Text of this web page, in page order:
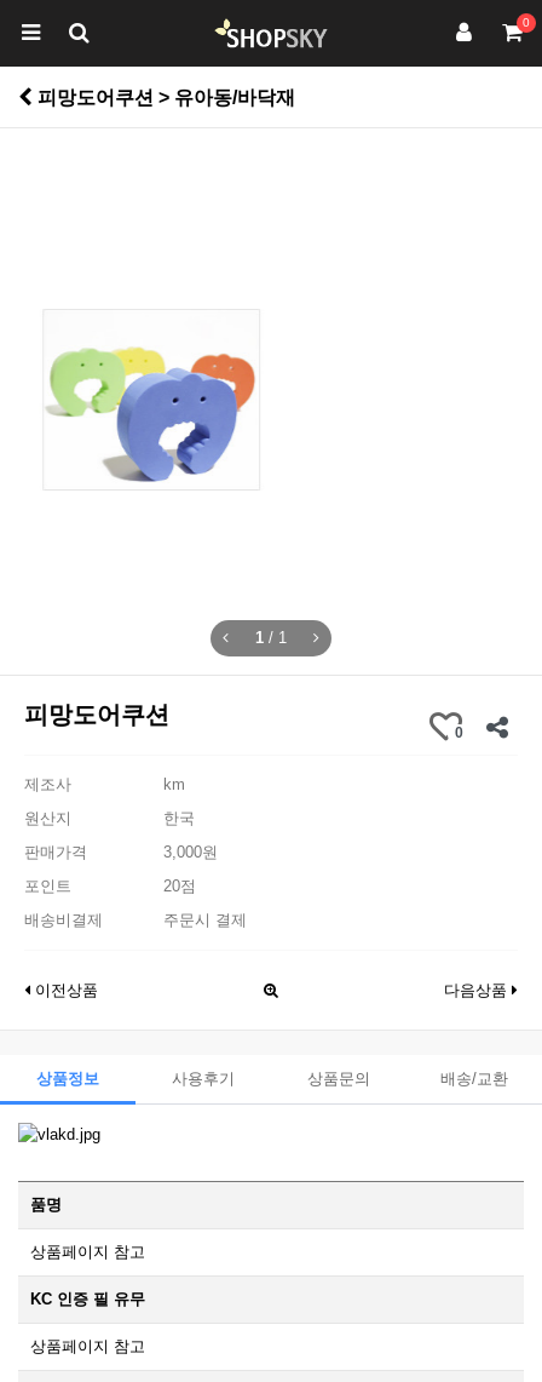
0
피망도어쿠션 > 유아동/바닥재
1 / 1
피망도어쿠션
0
제조사
km
원산지
한국
판매가격
3,000원
포인트
20점
배송비결제
주문시 결제
이전상품 다음상품
상품정보 사용후기 상품문의 배송/교환
품명
상품페이지 참고
KC 인증 필 유무
상품페이지 참고